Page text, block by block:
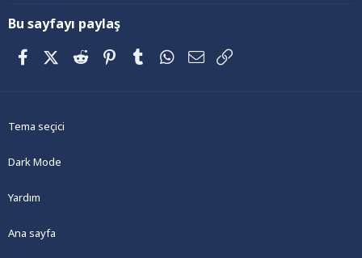
Bu sayfayı paylaş
FacebookX (Twitter)
Reddit PinterestTumblrWhatsApp
E-posta
Tema seçici
Dark Mode
Yardım
Ana sayfa